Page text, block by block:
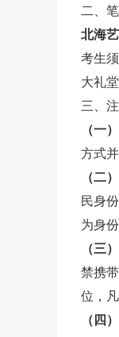
二、
北海
考生
大礼堂
三、
（一）
方式
（二）
民身
为身
（三）
禁携
位 ，
（四）